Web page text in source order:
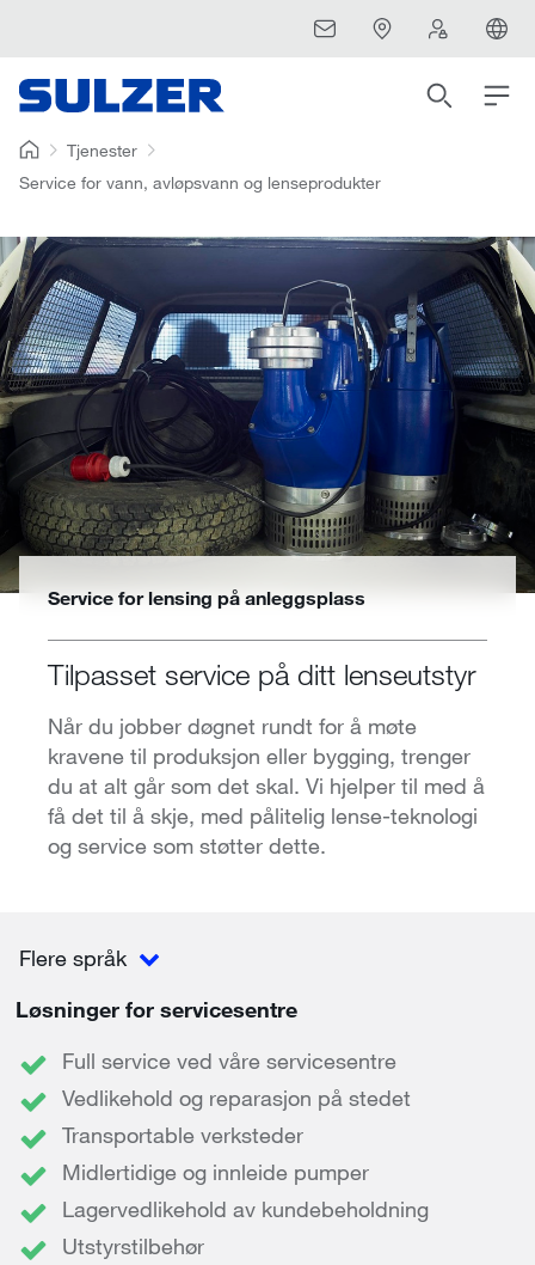
Tjenester
Service for vann, avløpsvann og lenseprodukter
Service for lensing på anleggsplass
Tilpasset service på ditt lenseutstyr
Når du jobber døgnet rundt for å møte
kravene til produksjon eller bygging, trenger
du at alt går som det skal. Vi hjelper til med å
få det til å skje, med pålitelig lense-teknologi
og service som støtter dette.
Flere språk
Løsninger for servicesentre
Full service ved våre servicesentre
Vedlikehold og reparasjon på stedet
Transportable verksteder
Midlertidige og innleide pumper
Lagervedlikehold av kundebeholdning
Utstyrstilbehør